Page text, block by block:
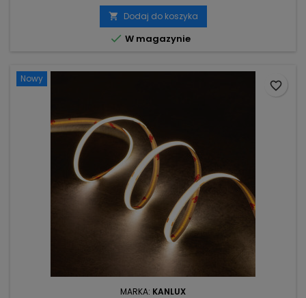
 Dodaj do koszyka
 W magazynie
Nowy
MARKA: KANLUX
favorite_border